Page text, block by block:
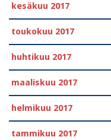
kesäkuu 2017
toukokuu 2017
huhtikuu 2017
maaliskuu 2017
helmikuu 2017
tammikuu 2017